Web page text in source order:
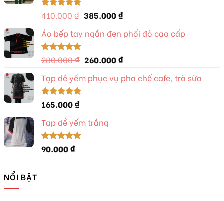
Được xếp
5 sao
410.000₫ Giá
là:
385.000₫Giá
tại
385.000 ₫.
Áo bếp tay ngắn đen phối đỏ cao cấp
Được xếp
5 sao
280.000₫ Giá
là:
260.000₫Giá
tại
Tạp dề yếm phục vụ pha chế cafe, trà sữa
Được xếp
hạng 5.00
5 sao
165.000₫
Tạp dề yếm trắng
Được xếp
hạng5.00
90.000₫
NỔI BẬT